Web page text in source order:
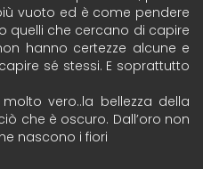
vuoto ed è come pendere
quelli che cercano di capire
hanno certezze alcune e
sé stessi. E soprattutto
vero..la bellezza della
che è oscuro. Dall’oro non
nascono i fiori